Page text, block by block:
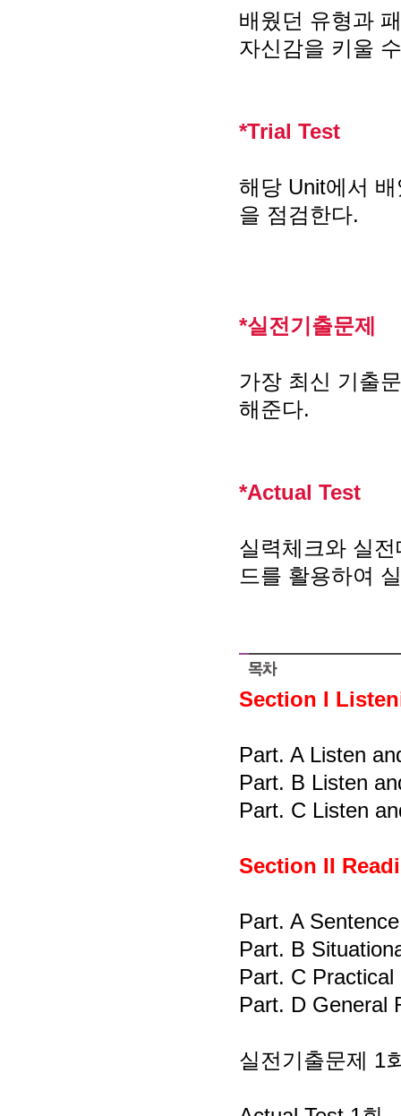
배웠던 유형과
자신감을 키울
*Trial Test
해당 Unit에서
을 점검한다.
*실전기출문제
가장 최신 기출
해준다.
*Actual Test
실력체크와 실
드를 활용하여
Section I
Part. A Listen
Part. B Listen
Part. C Listen
Section II
Part. A
Part. B
Part. C Practical
Part. D General
실전기출문제 1